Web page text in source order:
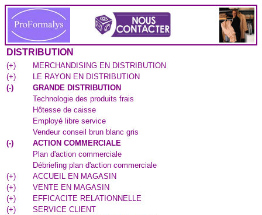
DISTRIBUTION
(+)
MERCHANDISING EN DISTRIBUTION
(+)
LE RAYON EN DISTRIBUTION
(-)
GRANDE DISTRIBUTION
Technologie des produits frais
Hôtesse de caisse
Employé libre service
Vendeur conseil brun blanc gris
(-)
ACTION COMMERCIALE
Plan d'action commerciale
Débriefing plan d'action commerciale
(+)
ACCUEIL EN MAGASIN
(+)
VENTE EN MAGASIN
(+)
EFFICACITE RELATIONNELLE
(+)
SERVICE CLIENT